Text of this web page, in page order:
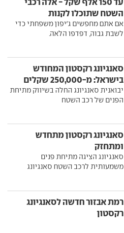
השטח שתוכלו לקנות
אם אתם מחפשים ג'יפון משפחתי כדי
לשבת גבוה, דפדפו הלאה.
סאנגיונג רקסטון המחודש
בישראל: מ-250,000 שקלים
יבואנית סאנגיונג החלה בשיווק מתיחת
הפנים של רכב השטח
סאנגיונג רקסטון מתחדש
ומתחזק
סאנגיונג הציגה מתיחת פנים
משמעותית לרכב השטח סאנגיונג
רמת אבזור חדשה לסאנגיונג
רקסטון